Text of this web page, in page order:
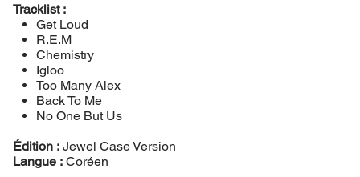
Tracklist :
Get Loud
R.E.M
Chemistry
Igloo
Too Many Alex
Back To Me
No One But Us
Édition :Jewel Case Version
Langue :Coréen